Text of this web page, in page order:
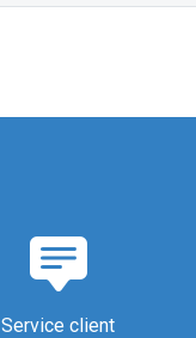
Service client